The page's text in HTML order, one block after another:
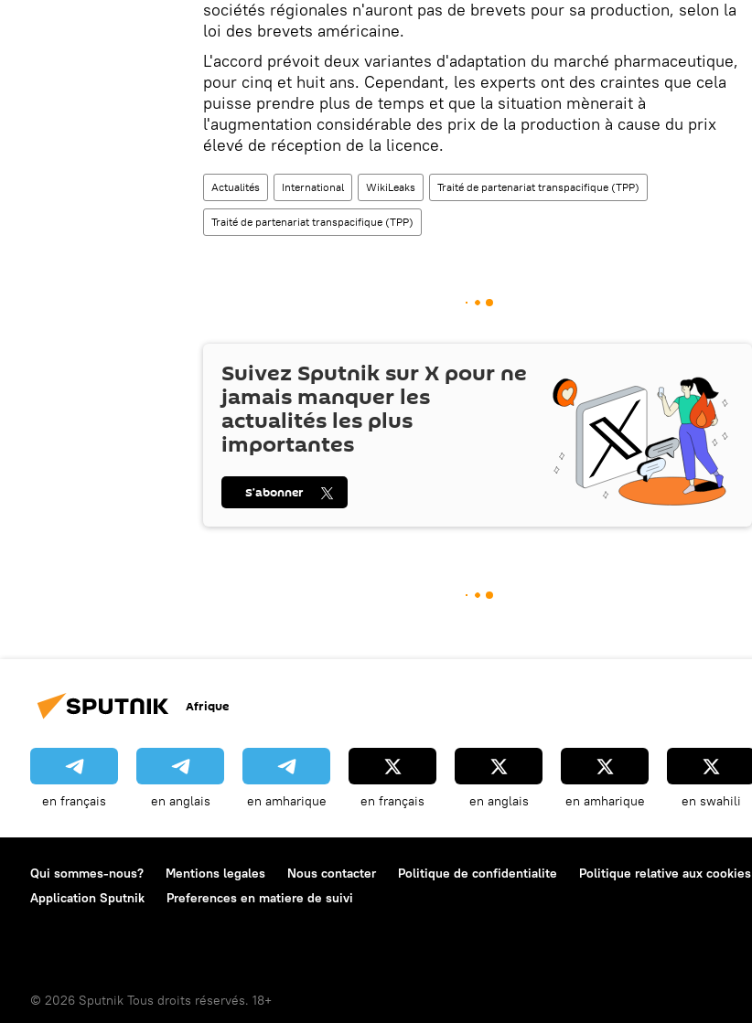
sociétés régionales n'auront pas de brevets pour sa production, selon la
loi des brevets américaine.
L'accord prévoit deux variantes d'adaptation du marché pharmaceutique,
pour cinq et huit ans. Cependant, les experts ont des craintes que cela
puisse prendre plus de temps et que la situation mènerait à
l'augmentation considérable des prix de la production à cause du prix
élevé de réception de la licence.
Actualités International WikiLeaks Traité de partenariat transpacifique (TPP)
Traité de partenariat transpacifique (TPP)
Suivez Sputnik surX pour ne
jamais manquer les
actualités les plus
importantes
S’abonner
Afrique
en français en anglais en amharique en français en anglais en amharique en swahili
Qui sommes-nous? Mentions legales Nous contacter Politique de confidentialite Politique relative aux cookies
Application Sputnik
Preferences en matiere de suivi
© 2026 Sputnik Tous droits réservés. 18+